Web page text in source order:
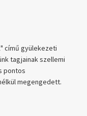
című gyülekezeti
tagjainak szellemi
pontos
megengedett.